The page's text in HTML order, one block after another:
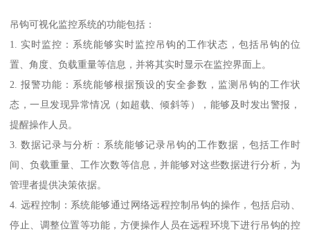
吊钩可视化监控系统的功能包括：
1. 实时监控：系统能够实时监控吊钩的工作状态，包括吊钩的位
置、角度、负载重量等信息，并将其实时显示在监控界面上。
2. 报警功能：系统能够根据预设的安全参数，监测吊钩的工作状
态，一旦发现异常情况（如超载、倾斜等），能够及时发出警报，
提醒操作人员。
3. 数据记录与分析：系统能够记录吊钩的工作数据，包括工作时
间、负载重量、工作次数等信息，并能够对这些数据进行分析，为
管理者提供决策依据。
4. 远程控制：系统能够通过网络远程控制吊钩的操作，包括启动、
停止、调整位置等功能，方便操作人员在远程环境下进行吊钩的控